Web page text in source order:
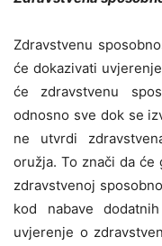
Zdravstvenu
će dokazivati
će zdravstvenu
odnosno sve dok se
ne utvrdi
oružja. To znači da
zdravstvenoj
kod nabave
uvjerenje o